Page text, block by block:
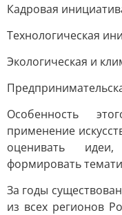
Кадровая
Технологическая
Экологическая и
Особенность
применение
оценивать
формировать
За годы
из всех регионов